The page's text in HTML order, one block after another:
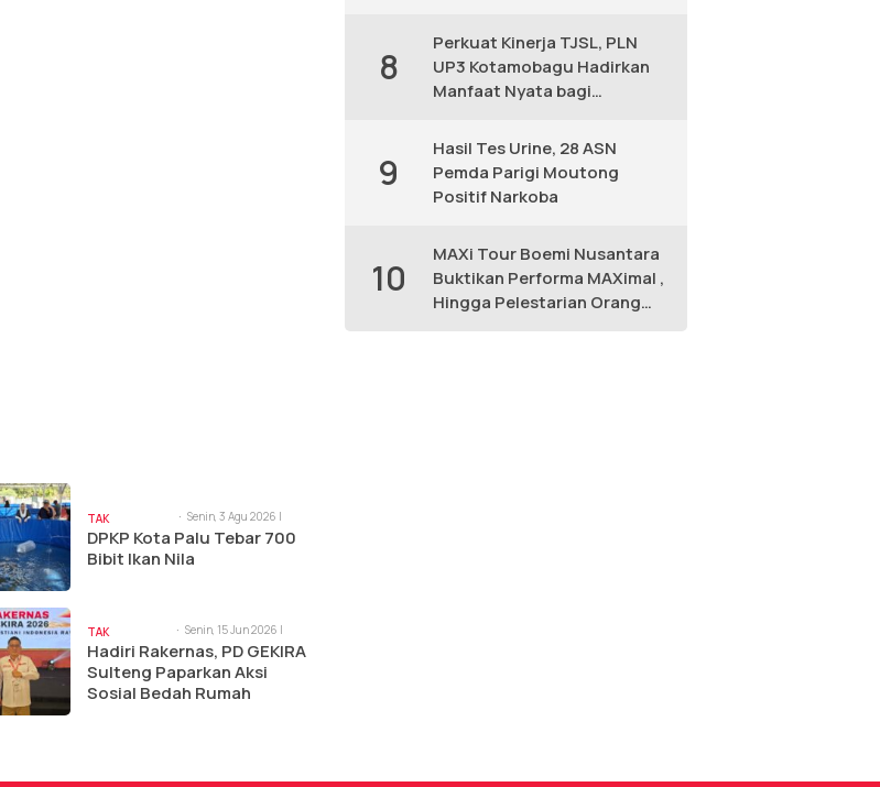
TAK
BERKATEGORI
Senin, 3 Agu 2026 |
11:03 am
DPKP Kota Palu Tebar 700
Bibit Ikan Nila
TAK
BERKATEGORI
Senin, 15 Jun 2026 |
10:39 am
Hadiri Rakernas, PD GEKIRA
Sulteng Paparkan Aksi
Sosial Bedah Rumah
8
Perkuat Kinerja TJSL, PLN
UP3 Kotamobagu Hadirkan
Manfaat Nyata bagi
9
Hasil Tes Urine, 28 ASN
Pemda Parigi Moutong
Positif Narkoba
10
MAXi Tour Boemi Nusantara
Buktikan Performa MAXimal ,
Hingga Pelestarian Orang